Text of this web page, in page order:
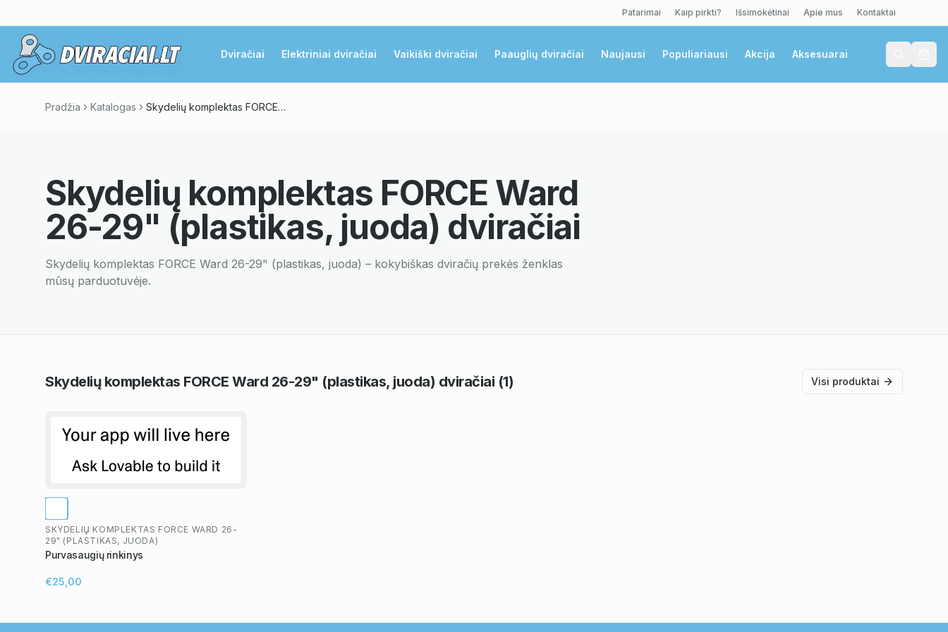
Patarimai Kaip pirkti? Išsimokėtinai Apie mus Kontaktai
Dviračiai Elektriniai dviračiai Vaikiški dviračiai Paauglių dviračiai Naujausi Populiariausi Akcija Aksesuarai
Pradžia Katalogas Skydelių komplektas FORCE Ward 26-29" (plastikas, juoda)
Skydelių komplektas FORCE Ward
26-29" (plastikas, juoda) dviračiai
Skydelių komplektas FORCE Ward 26-29" (plastikas, juoda) – kokybiškas dviračių prekės ženklas
mūsų parduotuvėje.
Skydelių komplektas FORCE Ward 26-29" (plastikas, juoda) dviračiai (1) Visi produktai
SKYDELIŲ KOMPLEKTAS FORCE WARD 26-
29" (PLASTIKAS, JUODA)
Purvasaugių rinkinys
€25,00